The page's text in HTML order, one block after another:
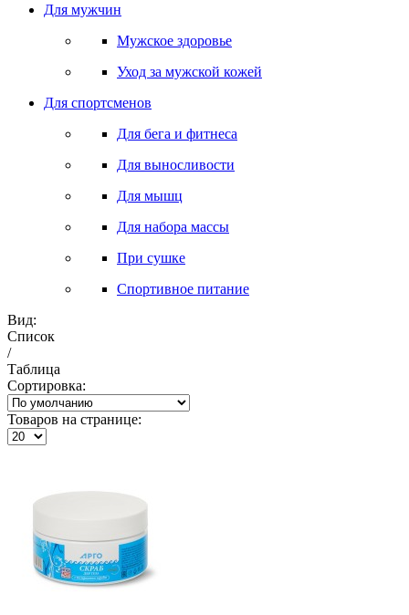
Для мужчин
Мужское здоровье
Уход за мужской кожей
Для спортсменов
Для бега и фитнеса
Для выносливости
Для мышц
Для набора массы
При сушке
Спортивное питание
Вид:
Список
/
Таблица
Сортировка:
Товаров на странице: